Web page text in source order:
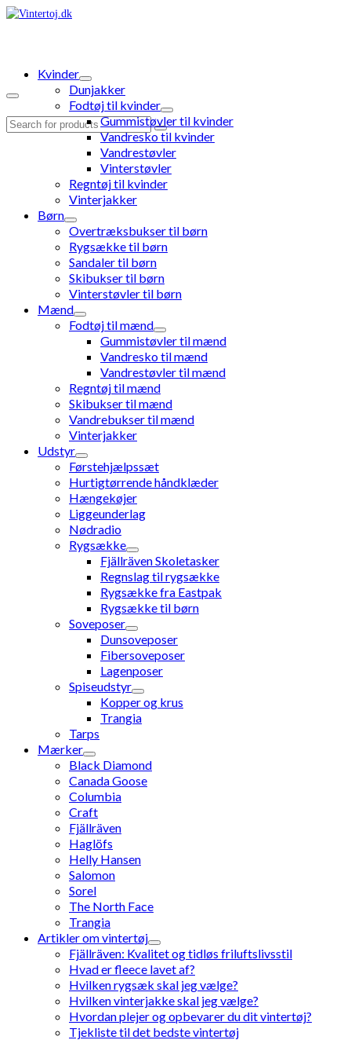
Search
Kvinder
Dunjakker
Fodtøj til kvinder
Gummistøvler til kvinder
Vandresko til kvinder
Vandrestøvler
Vinterstøvler
Regntøj til kvinder
Vinterjakker
Børn
Overtræksbukser til børn
Rygsække til børn
Sandaler til børn
Skibukser til børn
Vinterstøvler til børn
Mænd
Fodtøj til mænd
Gummistøvler til mænd
Vandresko til mænd
Vandrestøvler til mænd
Regntøj til mænd
Skibukser til mænd
Vandrebukser til mænd
Vinterjakker
Udstyr
Førstehjælpssæt
Hurtigtørrende håndklæder
Hængekøjer
Liggeunderlag
Nødradio
Rygsække
Fjällräven Skoletasker
Regnslag til rygsække
Rygsække fra Eastpak
Rygsække til børn
Soveposer
Dunsoveposer
Fibersoveposer
Lagenposer
Spiseudstyr
Kopper og krus
Trangia
Tarps
Mærker
Black Diamond
Canada Goose
Columbia
Craft
Fjällräven
Haglöfs
Helly Hansen
Salomon
Sorel
The North Face
Trangia
Artikler om vintertøj
Fjällräven: Kvalitet og tidløs friluftslivsstil
Hvad er fleece lavet af?
Hvilken rygsæk skal jeg vælge?
Hvilken vinterjakke skal jeg vælge?
Hvordan plejer og opbevarer du dit vintertøj?
Tjekliste til det bedste vintertøj